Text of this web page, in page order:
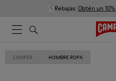
Rebajas: Obtén un
CAMPER HOMBRE ROPA